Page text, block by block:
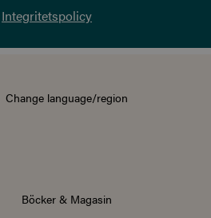
Integritetspolicy
Change language/region
Böcker & Magasin